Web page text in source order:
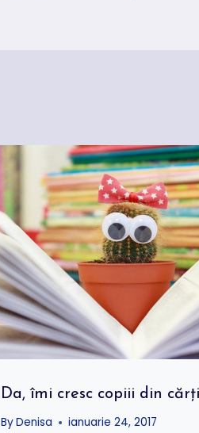
Da, îmi cresc copiii din
ByDenisa ianuarie 24, 2017